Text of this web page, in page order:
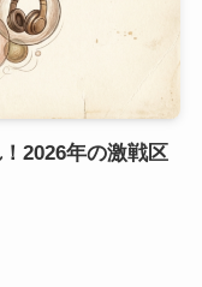
2026年の激戦区